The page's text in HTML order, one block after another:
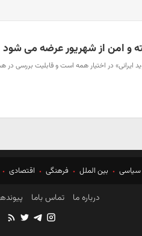
و امن از شهریور عرضه می شود
ایرانی» در اختیار همه است و قابلیت بررسی در
سیاسی بین الملل فرهنگی اقتصادی
درباره ما تماس باما